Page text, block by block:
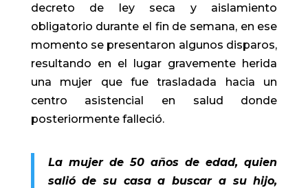
decreto de ley seca y aislamiento
obligatorio durante el fin de semana, en ese
momento se presentaron algunos disparos,
resultando en el lugar gravemente herida
una mujer que fue trasladada hacia un
centro asistencial en salud donde
posteriormente falleció.
La mujer de 50 años de edad, quien
salió de su casa a buscar a su hijo,